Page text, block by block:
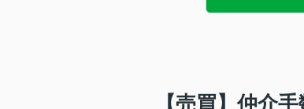
、中傷、名誉毀損、侮辱、暴言、土下座の強要等）
スタマーハラスメントと判断した場合には、従業員を守る
【売買】仲介